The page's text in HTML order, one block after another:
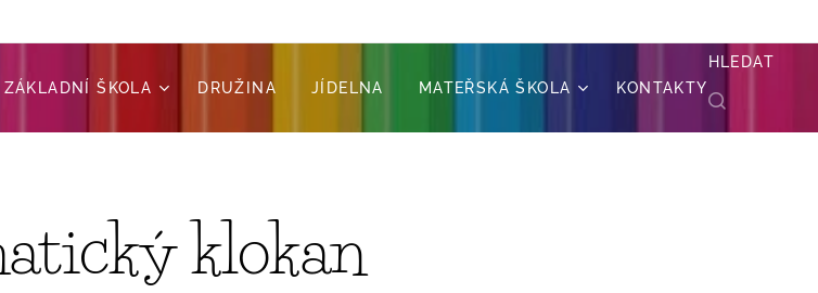
ZÁKLADNÍ ŠKOLA DRUŽINA JÍDELNA MATEŘSKÁ ŠKOLA KONTAKTY
HLEDAT
klokan